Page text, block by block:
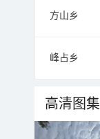
方山乡
峰占乡
高清图集